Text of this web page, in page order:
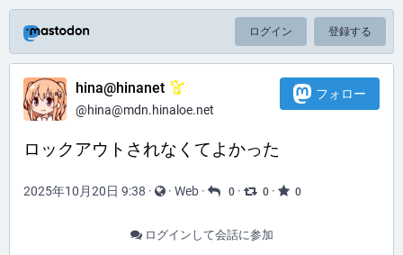
ログイン 登録する
hina@hinanet
@hina@mdn.hinaloe.net
フォロー
ロックアウトされなくてよかった
2025年10月20日 9:38 · · Web · 0 · 0 · 0
ログインして会話に参加